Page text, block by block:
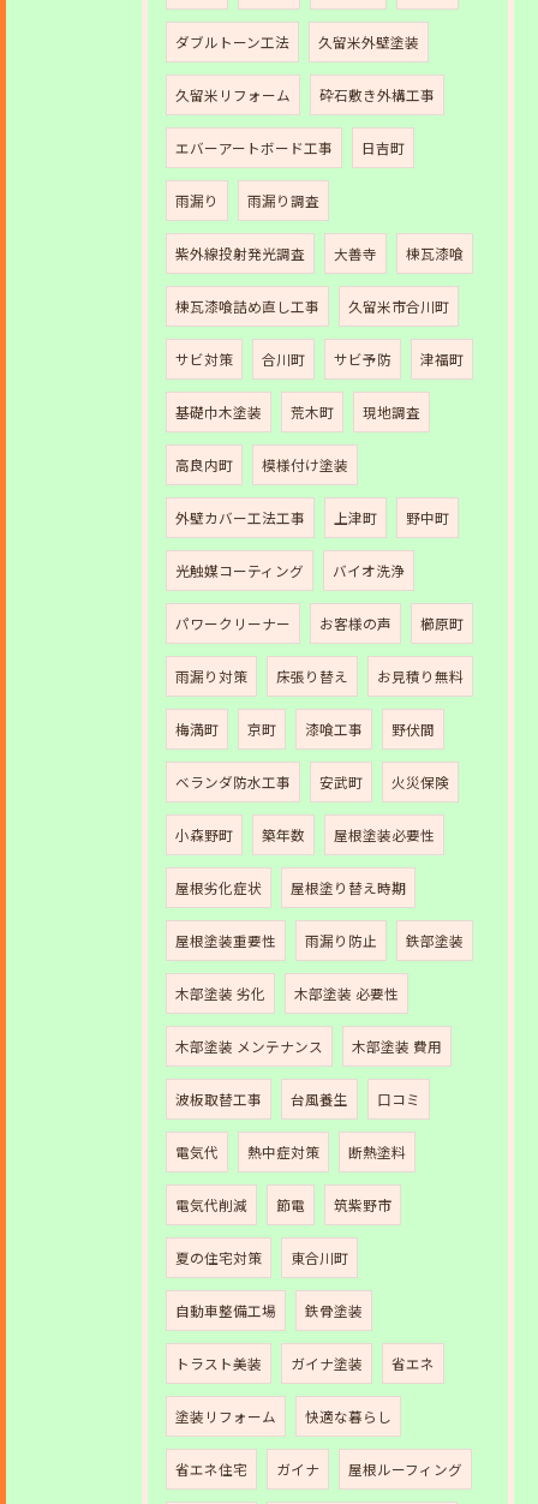
ダブルトーン工法 久留米外壁塗装
久留米リフォーム 砕石敷き外構工事
エバーアートボード工事 日吉町
雨漏り 雨漏り調査
紫外線投射発光調査 大善寺 棟瓦漆喰
棟瓦漆喰詰め直し工事 久留米市合川町
サビ対策 合川町 サビ予防 津福町
基礎巾木塗装 荒木町 現地調査
高良内町 模様付け塗装
外壁カバー工法工事 上津町 野中町
光触媒コーティング バイオ洗浄
パワークリーナー お客様の声 櫛原町
雨漏り対策 床張り替え お見積り無料
梅満町 京町 漆喰工事 野伏間
ベランダ防水工事 安武町 火災保険
小森野町 築年数 屋根塗装必要性
屋根劣化症状 屋根塗り替え時期
屋根塗装重要性 雨漏り防止 鉄部塗装
木部塗装 劣化 木部塗装 必要性
木部塗装 メンテナンス 木部塗装 費用
波板取替工事 台風養生 口コミ
電気代 熱中症対策 断熱塗料
電気代削減 節電 筑紫野市
夏の住宅対策 東合川町
自動車整備工場 鉄骨塗装
トラスト美装 ガイナ塗装 省エネ
塗装リフォーム 快適な暮らし
省エネ住宅 ガイナ 屋根ルーフィング